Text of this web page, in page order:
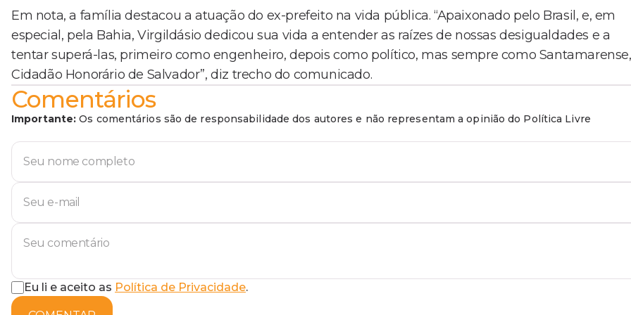
Em nota, a família destacou a atuação do ex-prefeito na vida pública. “Apaixonado pelo Brasil, e, em
especial, pela Bahia, Virgildásio dedicou sua vida a entender as raízes de nossas desigualdades e a
tentar superá-las, primeiro como engenheiro, depois como político, mas sempre como
Cidadão Honorário de Salvador”, diz trecho do comunicado.
Comentários
Importante: Os comentários são de responsabilidade dos autores e não representam a opinião do Política Livre
Eu li e aceito as Política de Privacidade.